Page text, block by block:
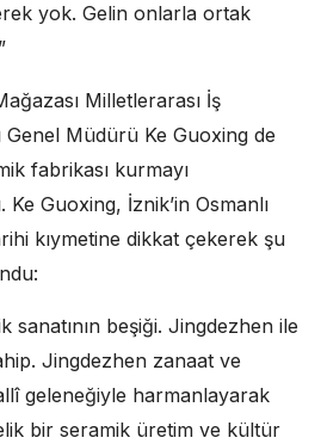
yok. Gelin onlarla ortak
Milletlerarası İş
Genel Müdürü Ke Guoxing de
fabrikası kurmayı
Ke Guoxing, İznik’in Osmanlı
kıymetine dikkat çekerek şu
sanatının beşiği. Jingdezhen ile
Jingdezhen zanaat ve
geleneğiyle harmanlayarak
bir seramik üretim ve kültür